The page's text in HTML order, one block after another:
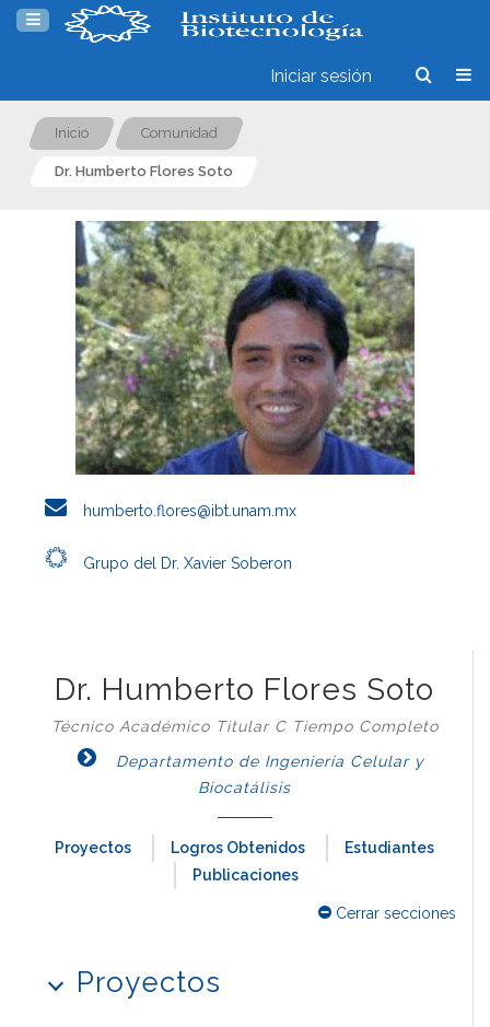
Iniciar sesión
Inicio Comunidad
Dr. Humberto Flores Soto
humberto.flores@ibt.unam.mx
Grupo del Dr. Xavier Soberon
Dr. Humberto Flores Soto
Técnico Académico Titular C Tiempo Completo
Departamento de Ingeniería Celular y
Biocatálisis
Proyectos Logros Obtenidos
Estudiantes
Publicaciones
Cerrar secciones
Proyectos